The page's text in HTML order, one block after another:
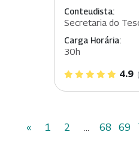
Conteudista:
Secretaria do
Carga Horária:
30h
4.9
« 1 2 ... 68 69